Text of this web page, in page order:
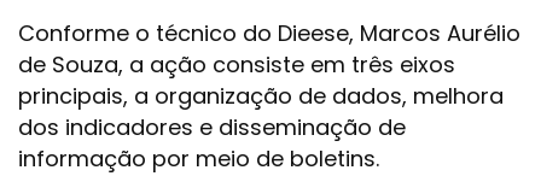
Conforme o técnico do Dieese, Marcos Aurélio
de Souza, a ação consiste em três eixos
principais, a organização de dados, melhora
dos indicadores e disseminação de
informação por meio de boletins.